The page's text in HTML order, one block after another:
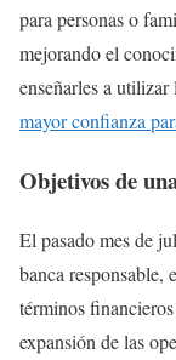
para personas o
mejorando el
enseñarles a
mayor confianza
Objetivos de
El pasado mes de
banca responsable,
términos
expansión de las